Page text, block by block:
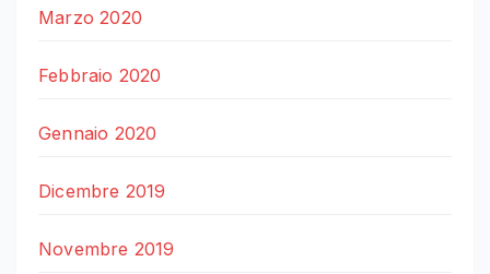
Marzo 2020
Febbraio 2020
Gennaio 2020
Dicembre 2019
Novembre 2019